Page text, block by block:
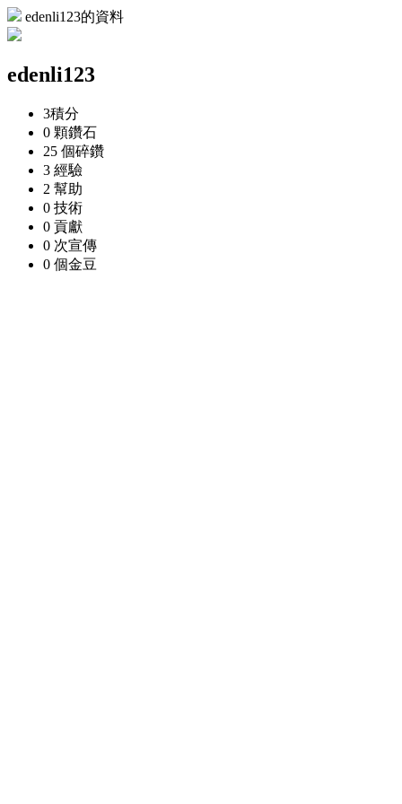
edenli123的資料
edenli123
3積分
0 顆鑽石
25 個碎鑽
3 經驗
2 幫助
0 技術
0 貢獻
0 次宣傳
0 個金豆